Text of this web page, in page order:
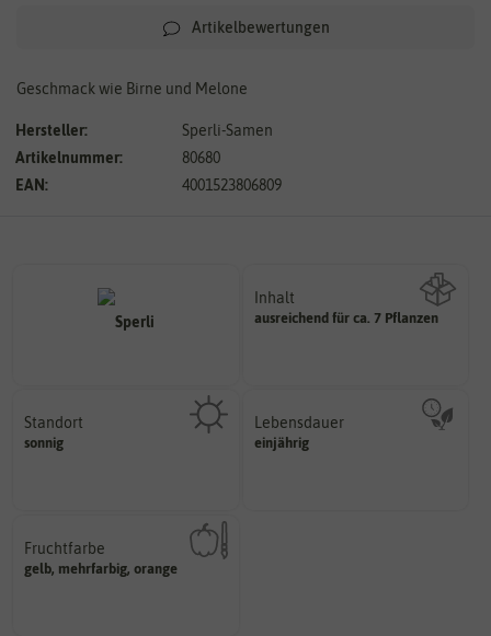
Artikelbewertungen
Geschmack wie Birne und Melone
Hersteller:
Sperli-Samen
Artikelnummer:
80680
EAN:
4001523806809
Inhalt
ausreichend für ca. 7 Pflanzen
Wie viel ist enthalten
Standort
sonnig
Pflanze? (schattig, halbschattig,
sonnig, vollsonnig)
Lebensdauer
einjährig
einjährig, zweijährig oder
mehrjährig.
Fruchtfarbe
gelb, mehrfarbig, orange
sie nach dem Reifungsprozess
hat.